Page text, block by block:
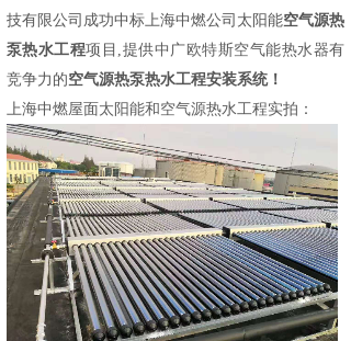
技有限公司 成功中标上海中燃公司太阳能空气源热
泵热水工程项目,提供中广欧特斯空气能热水器有
竞争力的空气源热泵热水工程安装系统！
上海中燃屋面太阳能和空气源热水工程实拍：